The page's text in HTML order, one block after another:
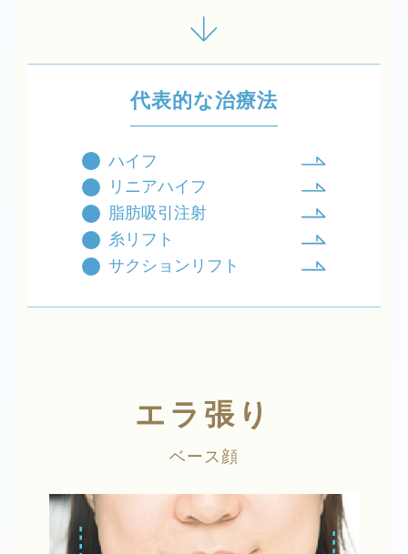
代表的な治療法
ハイフ
リニアハイフ
脂肪吸引注射
糸リフト
サクションリフト
エラ張り
ベース顔